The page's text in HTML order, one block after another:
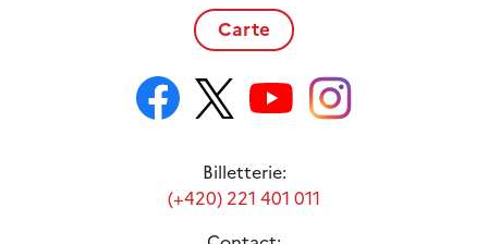
Carte
Billetterie:
(+420) 221 401 011